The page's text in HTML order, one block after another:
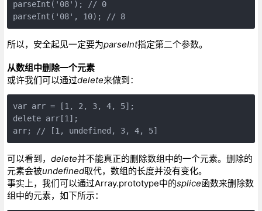
parseInt('08'); // 0
parseInt('08', 10); // 8
所以，安全起见一定要为parseInt指定第二个参数。
从数组中删除一个元素
或许我们可以通过delete来做到：
var arr = [1, 2, 3, 4, 5];
delete arr[1];
arr; // [1, undefined, 3, 4, 5]
可以看到， delete并不能真正的删除数组中的一个元素。删除的
元素会被undefined取代，数组的长度并没有变化。
事实上，我们可以通过Array.prototype中的splice函数来删除数
组中的元素，如下所示：